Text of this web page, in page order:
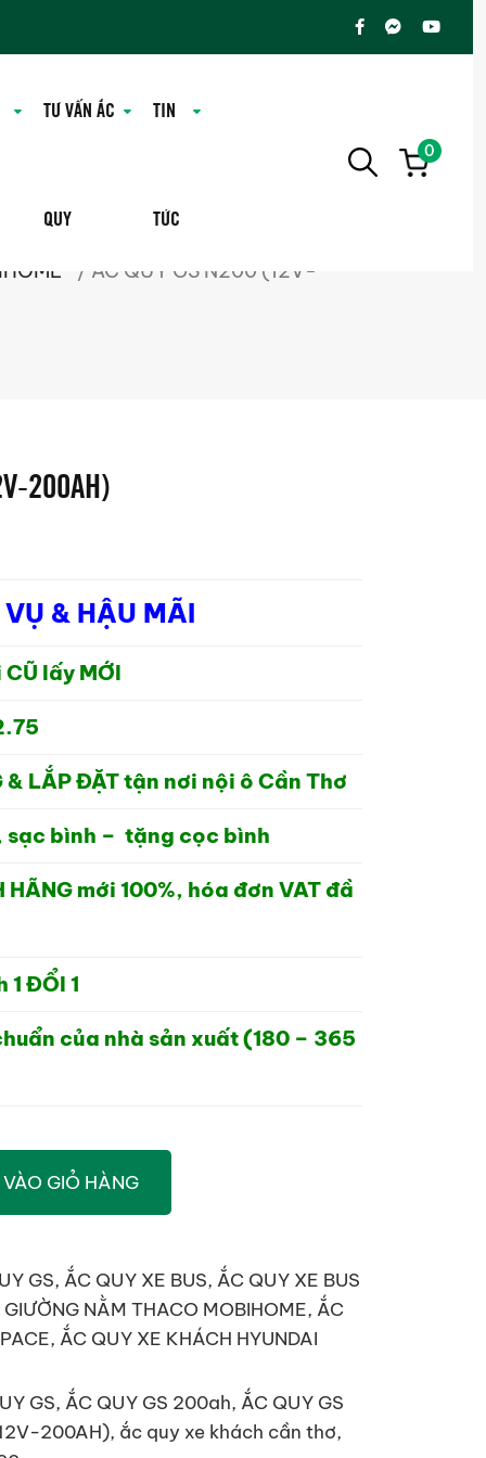
TƯ VẤN ẮC
QUY
TIN
TỨC
0
/ ẮC QUY GS N200 (12V-
200AH)
& HẬU MÃI
lấy MỚI
& LẮP ĐẶT tận nơi nội ô Cần Thơ
sạc bình – tặng cọc bình
mới 100%, hóa đơn VAT đầ
ĐỔI 1
của nhà sản xuất (180 – 365
GIỎ HÀNG
GS, ẮC QUY XE BUS, ẮC QUY XE BUS
NẰM THACO MOBIHOME, ẮC
, ẮC QUY XE KHÁCH HYUNDAI
GS, ẮC QUY GS 200ah, ẮC QUY GS
200AH), ắc quy xe khách cần thơ,